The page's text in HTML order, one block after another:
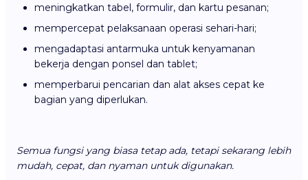
meningkatkan tabel, formulir, dan kartu pesanan;
mempercepat pelaksanaan operasi sehari-hari;
mengadaptasi antarmuka untuk kenyamanan
bekerja dengan ponsel dan tablet;
memperbarui pencarian dan alat akses cepat ke
bagian yang diperlukan.
Semua fungsi yang biasa tetap ada, tetapi sekarang lebih
mudah, cepat, dan nyaman untuk digunakan.